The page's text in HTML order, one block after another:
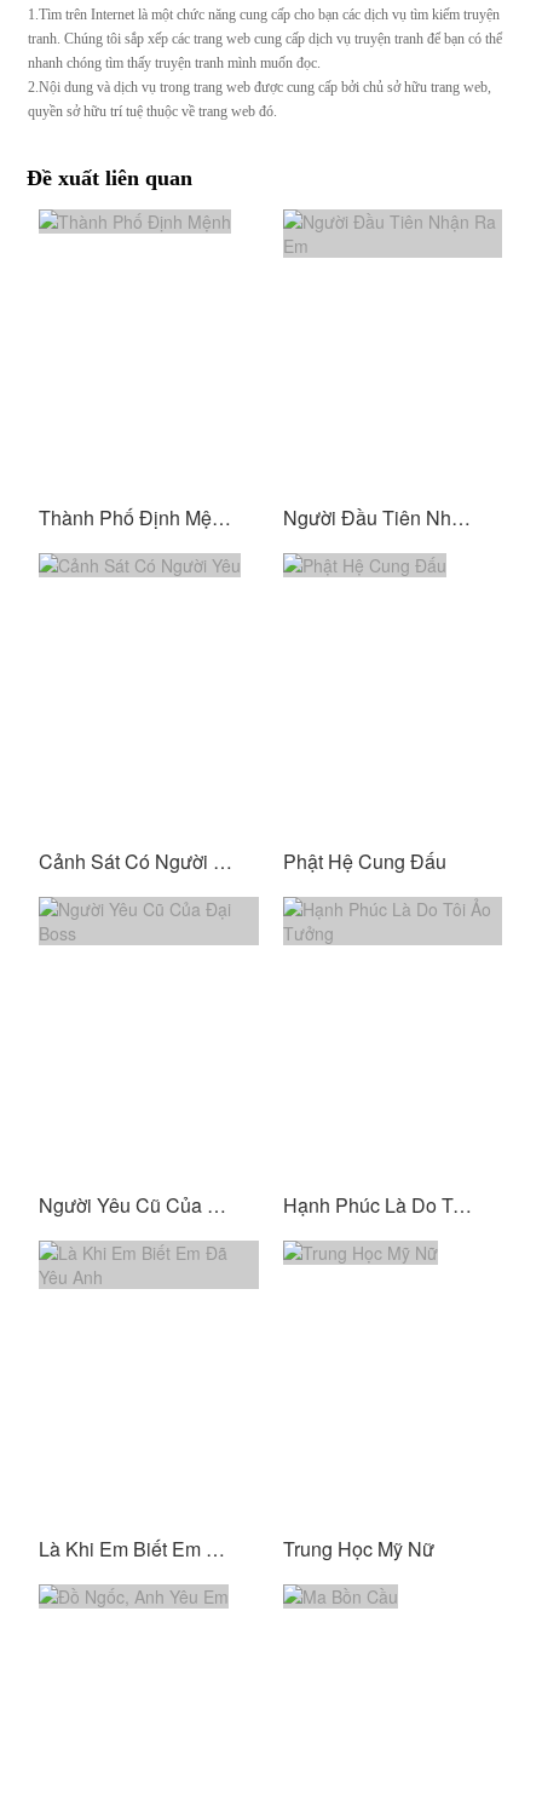
1.Tìm trên Internet là một chức năng cung cấp cho bạn các dịch vụ tìm kiếm truyện
tranh. Chúng tôi sắp xếp các trang web cung cấp dịch vụ truyện tranh để bạn có thể
nhanh chóng tìm thấy truyện tranh mình muốn đọc.
2.Nội dung và dịch vụ trong trang web được cung cấp bởi chủ sở hữu trang web,
quyền sở hữu trí tuệ thuộc về trang web đó.
Đề xuất liên quan
Thành Phố Định Mệnh Người Đầu Tiên Nhận Ra Em
Cảnh Sát Có Người Yêu Phật Hệ Cung Đấu
Người Yêu Cũ Của Đại Boss Hạnh Phúc Là Do Tôi Ảo Tưởng
Là Khi Em Biết Em Đã Yêu Anh Trung Học Mỹ Nữ